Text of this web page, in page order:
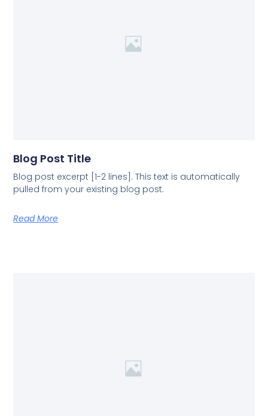
Blog Post Title
Blog post excerpt [1-2 lines]. This text is automatically
pulled from your existing blog post.
Read More